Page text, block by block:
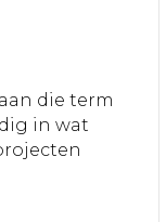
die term
in wat